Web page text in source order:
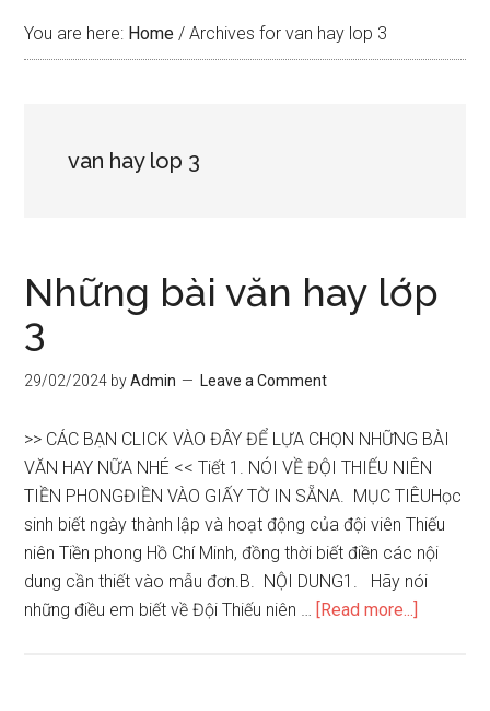
You are here: Home / Archives for van hay lop 3
van hay lop 3
Những bài văn hay lớp
3
29/02/2024 byAdmin Leave a Comment
>> CÁC BẠN CLICK VÀO ĐÂY ĐỂ LỰA CHỌN NHỮNG BÀI
VĂN HAY NỮA NHÉ << Tiết 1. NÓI VỀ ĐỘI THIẾU NIÊN
TIỀN PHONGĐIỀN VÀO GIẤY TỜ IN SẴNA. MỤC TIÊUHọc
sinh biết ngày thành lập và hoạt động của đội viên Thiếu
niên Tiền phong Hồ Chí Minh, đồng thời biết điền các nội
dung cần thiết vào mẫu đơn.B. NỘI DUNG1. Hãy nói
những điều em biết về Đội Thiếu niên … [Read more...]